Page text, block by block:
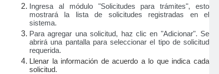
Ingresa al módulo "Solicitudes para trámites", esto
mostrará la lista de solicitudes registradas en el
sistema.
Para agregar una solicitud, haz clic en "Adicionar". Se
abrirá una pantalla para seleccionar el tipo de solicitud
requerida.
Llenar la información de acuerdo a lo que indica cada
solicitud.